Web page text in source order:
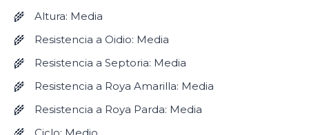
Altura: Media
Resistencia a Oidio: Media
Resistencia a Septoria: Media
Resistencia a Roya Amarilla: Media
Resistencia a Roya Parda: Media